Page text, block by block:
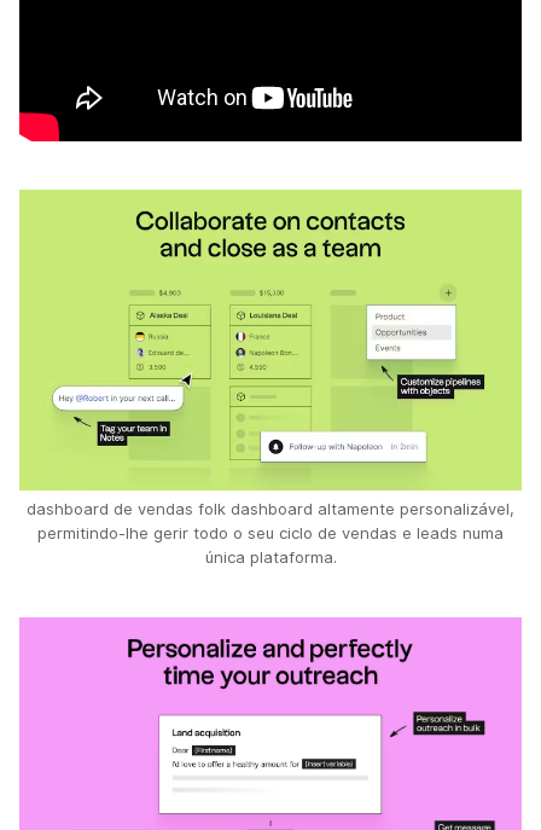
dashboard de vendas folk dashboard altamente personalizável,
permitindo-lhe gerir todo o seu ciclo de vendas e leads numa
única plataforma.